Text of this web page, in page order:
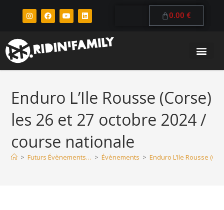
0.00 €
Enduro L’Ile Rousse (Corse)
les 26 et 27 octobre 2024 /
course nationale
> Futurs Évènements… > Évènements > Enduro L’Ile Rousse